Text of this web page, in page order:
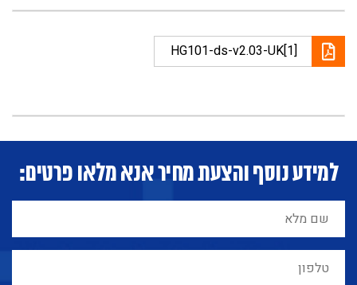
HG101-ds-v2.03-UK[1]
למידע נוסף והצעת מחיר אנא מלאו פרטים: